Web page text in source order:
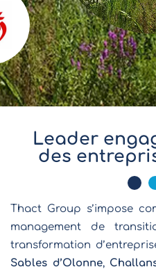
Leader
des
Thact Group s’impose
management de
transformation
Sables d’Olonne,